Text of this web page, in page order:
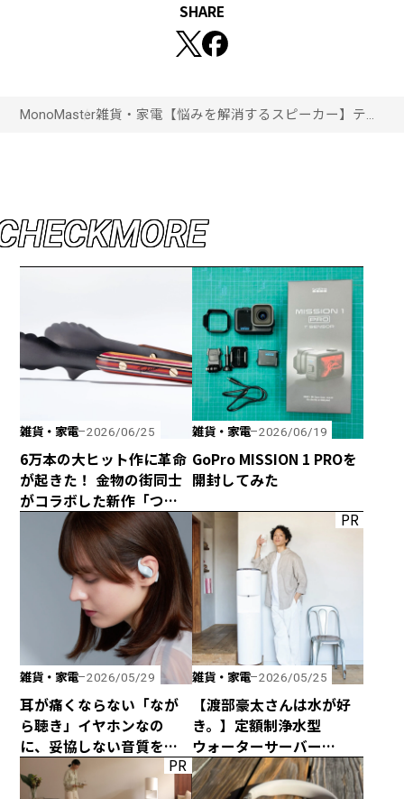
SHARE
MonoMaster雑貨・家電 【悩みを解消するスピーカー】テレ
HECKMORE
雑貨・家電 2026/06/25
6万本の大ヒット作に革命
が起きた！ 金物の街同士
がコラボした新作「つか
みのトング」が登場！
雑貨・家電 2026/06/19
GoPro MISSION 1 PROを
開封してみた
雑貨・家電 2026/05/29
耳が痛くならない「なが
ら聴き」イヤホンなの
に、妥協しない音質を追
求した「HP-H300BT」が
発売！
PR
雑貨・家電 2026/05/25
【渡部豪太さんは水が好
き。】定額制浄水型
ウォーターサーバー
every frecious tallを
使ってみた
PR